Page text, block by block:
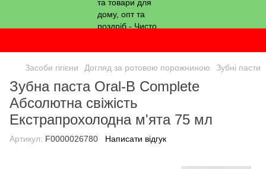
Засоби гігієни Догляд за ротовою порожниною Зубні пасти
Зубна паста Oral-B Complete
Абсолютна свіжість
Екстрапрохолодна м'ята 75 мл
Артикул: F0000026780 Написати відгук